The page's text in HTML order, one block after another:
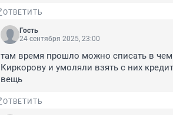
ОТВЕТИТЬ
Гость
24 сентября 2025, 23:00
там время прошло можно списать в
Киркорову и умоляли взять с них
вещь
ОТВЕТИТЬ